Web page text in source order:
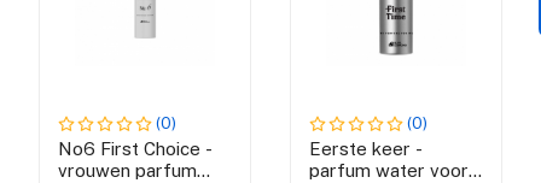
(0)
No6 First Choice -
vrouwen parfum
(0)
Eerste keer -
parfum water voor